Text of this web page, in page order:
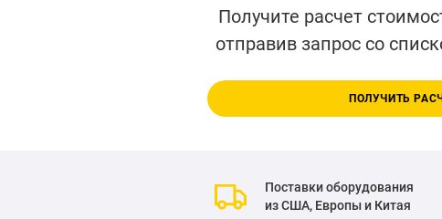
Получите расчет
отправив запрос со
ПОЛУЧИТЬ
Поставки оборудования
из США, Европы и Китая